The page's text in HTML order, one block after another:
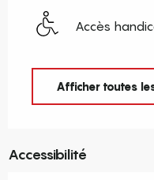
Accès
Afficher toutes
Accessibilité